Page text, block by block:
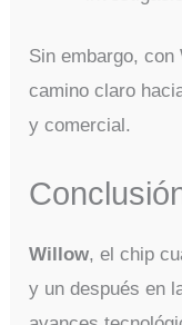
Sin embargo, con
camino claro
y comercial.
Willow, el chip
y un después en